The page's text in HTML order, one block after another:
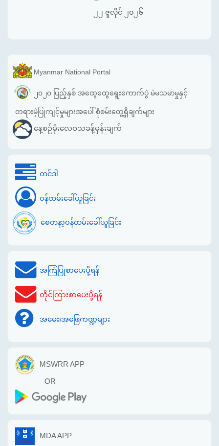
၂၂ ဇူလိုင် ၂၀၂၆
Myanmar National Portal
၂၀၂၀ ပြည့်နှစ် အထွေထွေရွေးကောက်ပွဲ မဲမသမာမှုနှင့်
တရားမဲ့ပြုကျင့်မှုများအပေါ် စုံစမ်းတွေ့ရှိချက်များ
နေ့စဉ်မိုးလေဝသခန့်မှန်းချက်
တင်ဒါ
ဝန်ထမ်းခေါ်ယူခြင်း
စေတနာ့ဝန်ထမ်းခေါ်ယူခြင်း
အကြံပြုစာပေးပို့ရန်
တိုင်ကြားစာပေးပို့ရန်
အမေး၊အဖြေကဏ္ဍများ
MSWRR APP
OR
MDA APP